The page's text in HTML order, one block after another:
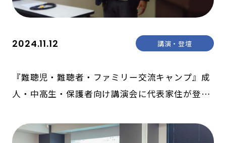
2024.11.12 講演・登壇
『難聴児・難聴者・ファミリー交流キャンプ』成
人・中高生・保護者向け講演会に代表家住が登壇